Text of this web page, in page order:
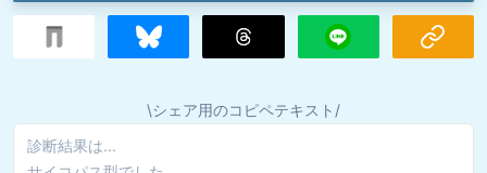
\シェア用のコピペテキスト/